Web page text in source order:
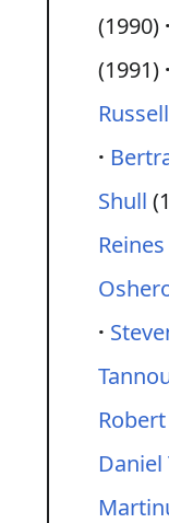
(1990)
(1991)
Shull
Reines
Daniel